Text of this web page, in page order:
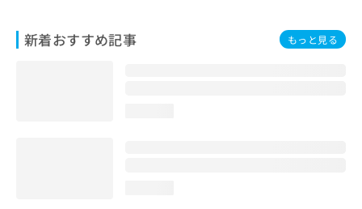
新着おすすめ記事 もっと見る
い